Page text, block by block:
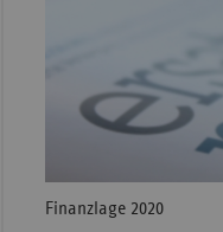
Finanzlage 2020